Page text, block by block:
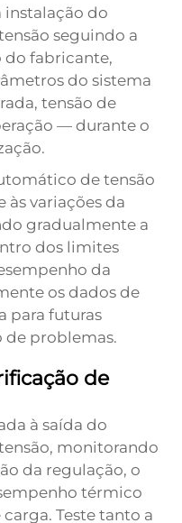
instalação do
seguindo a
do fabricante,
do sistema
tensão de
— durante o
de tensão
variações da
gradualmente a
dos limites
da
os dados de
para futuras
de problemas.
de
à saída do
monitorando
da regulação, o
térmico
Teste tanto a